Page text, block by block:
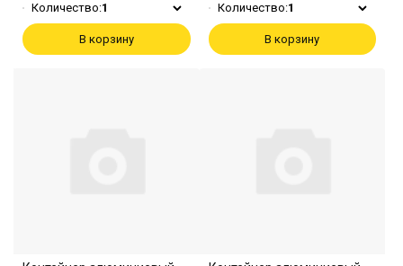
Количество:1
В корзину
Количество:1
В корзину